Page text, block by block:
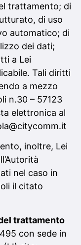
trattamento; di
di uso
automatico; di
dei dati;
a Lei
Tali diritti
a mezzo
n.30 – 57123
elettronica al
inoltre, Lei
nel caso in
il citato
trattamento
con sede in